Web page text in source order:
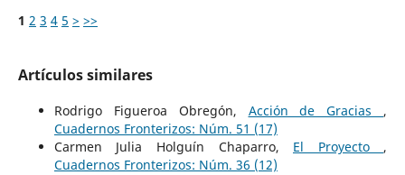
1 2 3 4 5 > >>
Artículos similares
Rodrigo Figueroa Obregón, Acción de Gracias ,
Cuadernos Fronterizos: Núm. 51 (17)
Carmen Julia Holguín Chaparro, El Proyecto ,
Cuadernos Fronterizos: Núm. 36 (12)